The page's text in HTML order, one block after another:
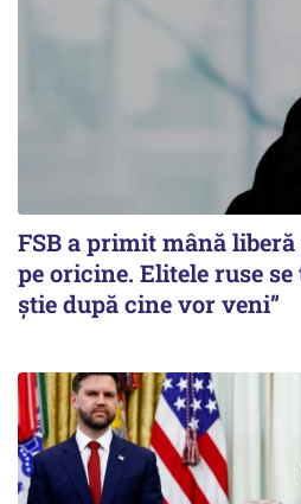
FSB a primit mână
pe oricine. Elitele ruse
știe după cine vor veni”